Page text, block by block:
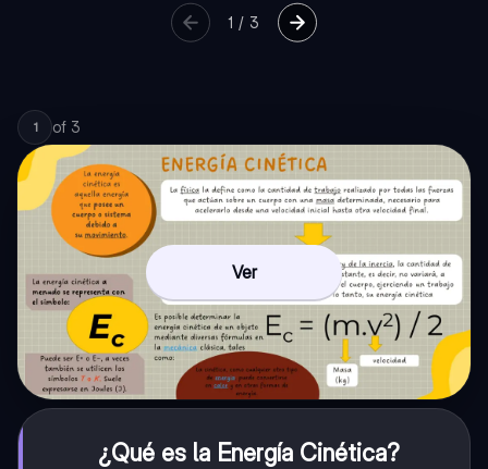
1 / 3
1 of 3
Ver
¿Qué es la Energía Cinética?